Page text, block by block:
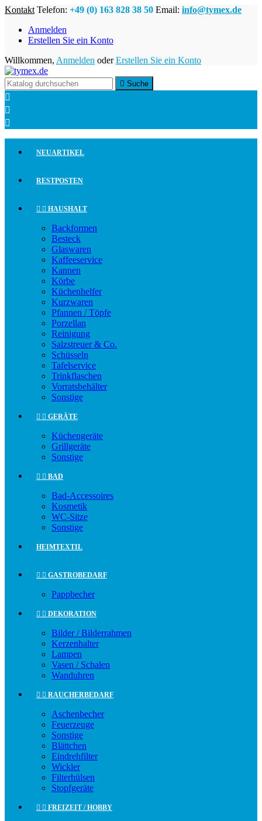
Kontakt Telefon: +49 (0) 163 828 38 50 Email: info@tymex.de
Anmelden
Erstellen Sie ein Konto
Willkommen, Anmelden oderErstellen Sie ein Konto
 Suche



NEUARTIKEL
RESTPOSTEN
  HAUSHALT
Backformen
Besteck
Glaswaren
Kaffeeservice
Kannen
Körbe
Küchenhelfer
Kurzwaren
Pfannen / Töpfe
Porzellan
Reinigung
Salzstreuer & Co.
Schüsseln
Tafelservice
Trinkflaschen
Vorratsbehälter
Sonstige
  GERÄTE
Küchengeräte
Grillgeräte
Sonstige
  BAD
Bad-Accessoires
Kosmetik
WC-Sitze
Sonstige
HEIMTEXTIL
  GASTROBEDARF
Pappbecher
  DEKORATION
Bilder / Bilderrahmen
Kerzenhalter
Lampen
Vasen / Schalen
Wanduhren
  RAUCHERBEDARF
Aschenbecher
Feuerzeuge
Sonstige
Blättchen
Eindrehfilter
Wickler
Filterhülsen
Stopfgeräte
  FREIZEIT / HOBBY